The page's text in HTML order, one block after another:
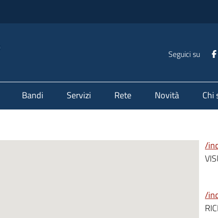
Seguici su
Bandi Servizi Rete Novità Chi
/
/